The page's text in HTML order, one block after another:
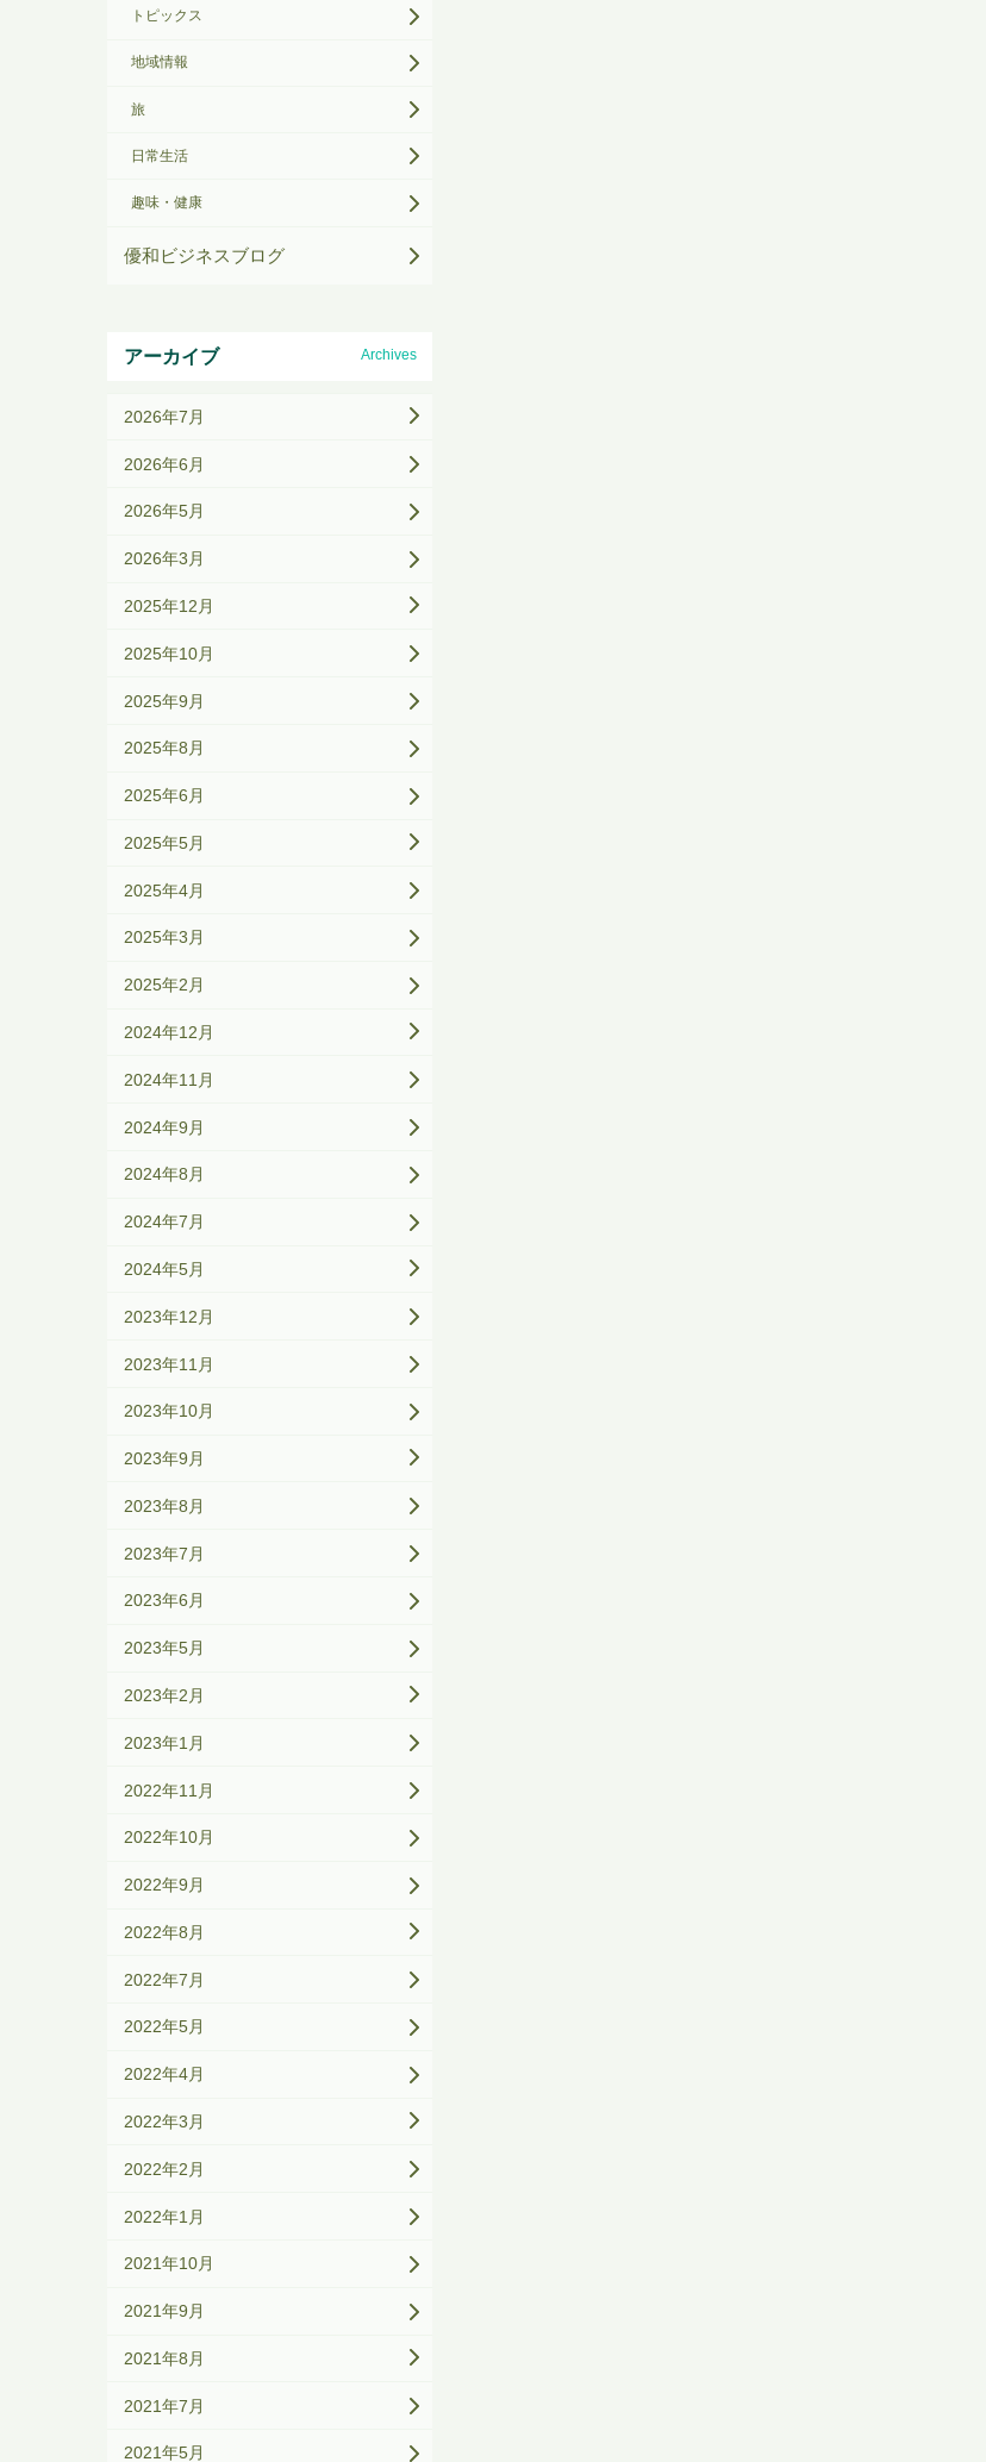
トピックス
地域情報
旅
日常生活
趣味・健康
優和ビジネスブログ
アーカイブ Archives
2026年7月
2026年6月
2026年5月
2026年3月
2025年12月
2025年10月
2025年9月
2025年8月
2025年6月
2025年5月
2025年4月
2025年3月
2025年2月
2024年12月
2024年11月
2024年9月
2024年8月
2024年7月
2024年5月
2023年12月
2023年11月
2023年10月
2023年9月
2023年8月
2023年7月
2023年6月
2023年5月
2023年2月
2023年1月
2022年11月
2022年10月
2022年9月
2022年8月
2022年7月
2022年5月
2022年4月
2022年3月
2022年2月
2022年1月
2021年10月
2021年9月
2021年8月
2021年7月
2021年5月